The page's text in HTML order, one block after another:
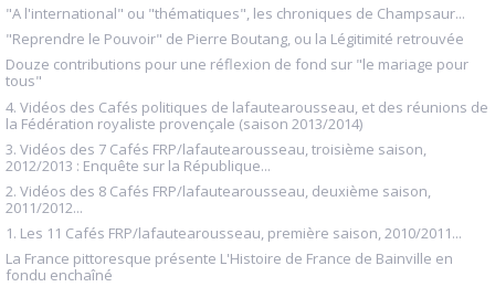
"A l'international" ou "thématiques", les chroniques de Champsaur...
"Reprendre le Pouvoir" de Pierre Boutang, ou la Légitimité retrouvée
Douze contributions pour une réflexion de fond sur "le mariage pour
tous"
4. Vidéos des Cafés politiques de lafautearousseau, et des réunions de
la Fédération royaliste provençale (saison 2013/2014)
3. Vidéos des 7 Cafés FRP/lafautearousseau, troisième saison,
2012/2013 : Enquête sur la République...
2. Vidéos des 8 Cafés FRP/lafautearousseau, deuxième saison,
2011/2012...
1. Les 11 Cafés FRP/lafautearousseau, première saison, 2010/2011...
La France pittoresque présente L'Histoire de France de Bainville en
fondu enchaîné